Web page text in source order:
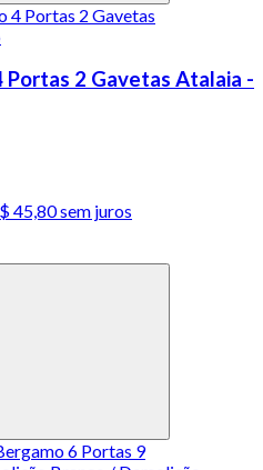
2 Gavetas Atalaia -
45,80 sem juros